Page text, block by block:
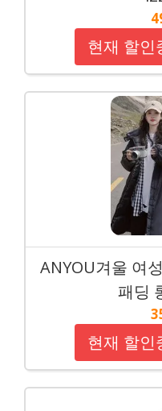
현재 할인
ANYOU겨울 여
패딩
현재 할인